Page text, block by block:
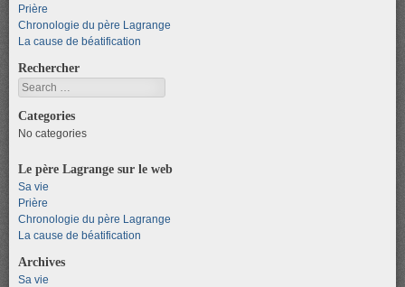
Prière
Chronologie du père Lagrange
La cause de béatification
Rechercher
Search
Categories
No categories
Le père Lagrange sur le web
Sa vie
Prière
Chronologie du père Lagrange
La cause de béatification
Archives
Sa vie